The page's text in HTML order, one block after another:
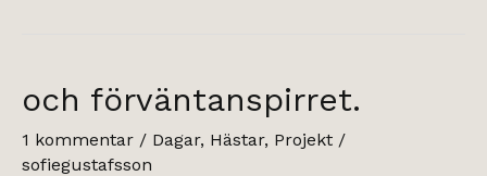
och förväntanspirret.
1 kommentar / Dagar, Hästar, Projekt /
sofiegustafsson